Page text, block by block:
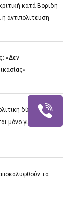
κατά Βορίδη
αντιπολίτευση
«Δεν
δύναμη
μόνο για φτηνά
τα